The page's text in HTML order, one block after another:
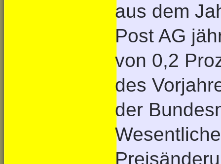
aus dem
Post AG
von 0,2
des
der